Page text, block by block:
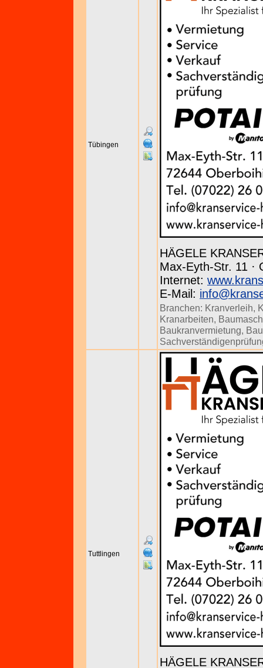
Tübingen
HÄGELE
Max-Eyth-Str. 11 ·
Internet:
E-Mail:
Branchen: Kranverleih,
Kranarbeiten,
Baukranvermietung,
Tuttlingen
HÄGELE